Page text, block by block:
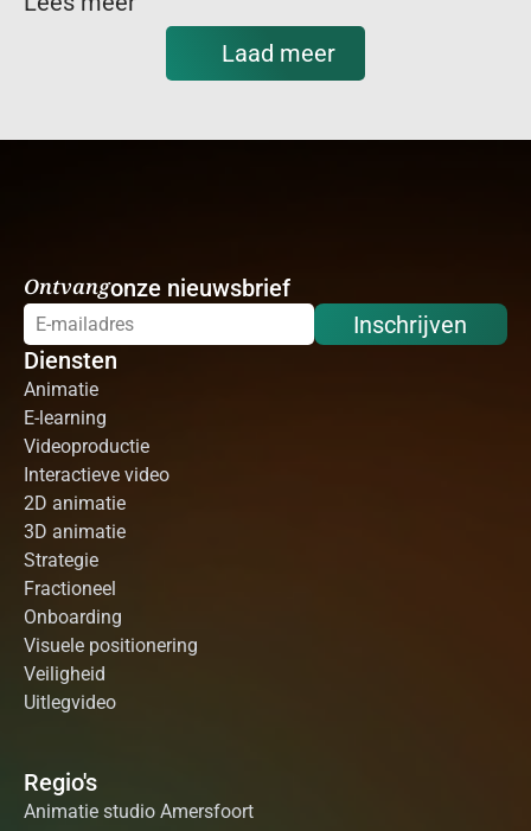
Laad meer
Ontvangonze nieuwsbrief
Inschrijven
Diensten
Animatie
E-learning
Videoproductie
Interactieve video
2D animatie
3D animatie
Strategie
Fractioneel
Onboarding
Visuele positionering
Veiligheid
Uitlegvideo
Regio's
Animatie studio Amersfoort